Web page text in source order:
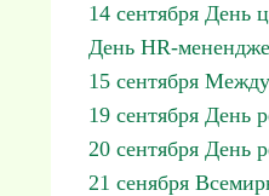
14 сентября День
День HR-
15 сентября
19 сентября День
20 сентября День
21 сенября